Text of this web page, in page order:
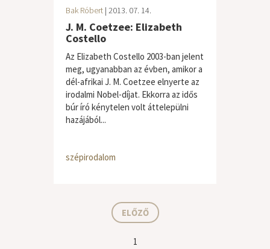
Bak Róbert | 2013. 07. 14.
J. M. Coetzee: Elizabeth
Costello
Az Elizabeth Costello 2003-ban jelent
meg, ugyanabban az évben, amikor a
dél-afrikai J. M. Coetzee elnyerte az
irodalmi Nobel-díjat. Ekkorra az idős
búr író kénytelen volt áttelepülni
hazájából...
szépirodalom
ELŐZŐ
1